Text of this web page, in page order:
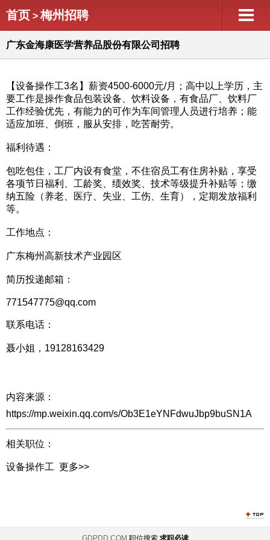
首页 > 梅州招聘
广东金海康医学营养品股份有限公司招聘
【设备操作工3名】薪资4500-6000元/月；高中以上学历，主
要工作是操作食品包装设备、饮料设备，有食品厂、饮料厂
工作经验优先，有能力的可作为车间管理人员进行培养；能
适应加班、倒班，服从安排，吃苦耐劳。
福利待遇：
包吃包住，工厂内设有食堂，不住宿员工有住房补贴，享受
各项节日福利、工龄奖、绩效奖、技术等级提升补贴等；缴
纳五险（养老、医疗、失业、工伤、生育），定期发放福利
等。
工作地点：
广东梅州高新技术产业园区
简历投递邮箱：
771547775@qq.com
联系电话：
聂小姐，19128163429
内容来源：
https://mp.weixin.qq.com/s/Ob3E1eYNFdwuJbp9buSN1A
相关职位：
设备操作工 更多>>
GDPDD.COM 职位搜索 求职必读